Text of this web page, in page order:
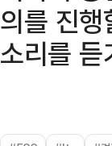
의를 진
소리를